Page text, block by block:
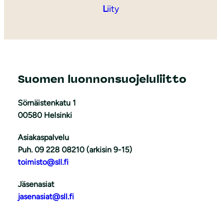
Liity
Suomen luonnonsuojeluliitto
Sörnäistenkatu 1
00580 Helsinki
Asiakaspalvelu
Puh. 09 228 08210 (arkisin 9-15)
toimisto@sll.fi
Jäsenasiat
jasenasiat@sll.fi